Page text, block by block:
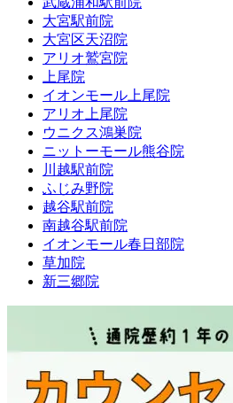
大宮駅前院
大宮区天沼院
アリオ鷲宮院
上尾院
イオンモール上尾院
アリオ上尾院
ウニクス鴻巣院
ニットーモール熊谷院
川越駅前院
ふじみ野院
越谷駅前院
南越谷駅前院
イオンモール春日部院
草加院
新三郷院